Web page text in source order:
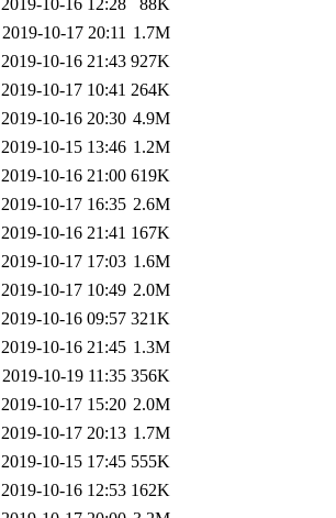
2019-10-16 12:28
88K
2019-10-17 20:11 1.7M
2019-10-16 21:43 927K
2019-10-17 10:41 264K
2019-10-16 20:30 4.9M
2019-10-15 13:46 1.2M
2019-10-16 21:00 619K
2019-10-17 16:35 2.6M
2019-10-16 21:41 167K
2019-10-17 17:03 1.6M
2019-10-17 10:49 2.0M
2019-10-16 09:57 321K
2019-10-16 21:45 1.3M
2019-10-19 11:35 356K
2019-10-17 15:20 2.0M
2019-10-17 20:13 1.7M
2019-10-15 17:45 555K
2019-10-16 12:53 162K